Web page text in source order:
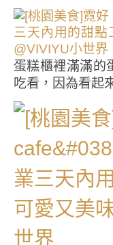
蛋糕櫃裡滿滿的
吃看，因為看起